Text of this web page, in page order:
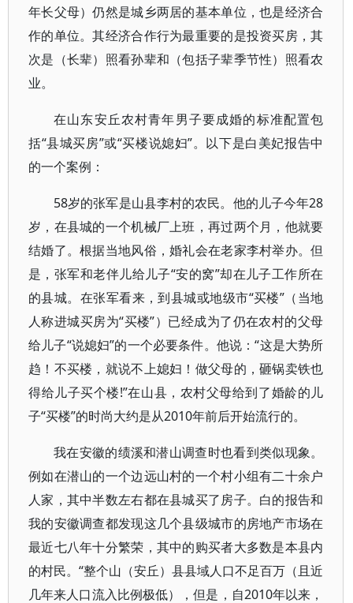
年长父母）仍然是城乡两居的基本单位，也是经济合
作的单位。其经济合作行为最重要的是投资买房，其
次是（长辈）照看孙辈和（包括子辈季节性）照看农
业。
在山东安丘农村青年男子要成婚的标准配置包
括“县城买房”或“买楼说媳妇”。以下是白美妃报告中
的一个案例：
58岁的张军是山县李村的农民。他的儿子今年28
岁，在县城的一个机械厂上班，再过两个月，他就要
结婚了。根据当地风俗，婚礼会在老家李村举办。但
是，张军和老伴儿给儿子“安的窝”却在儿子工作所在
的县城。在张军看来，到县城或地级市“买楼”（当地
人称进城买房为“买楼”）已经成为了仍在农村的父母
给儿子“说媳妇”的一个必要条件。他说：“这是大势所
趋！不买楼，就说不上媳妇！做父母的，砸锅卖铁也
得给儿子买个楼!”在山县，农村父母给到了婚龄的儿
子“买楼”的时尚大约是从2010年前后开始流行的。
我在安徽的绩溪和潜山调查时也看到类似现象。
例如在潜山的一个边远山村的一个村小组有二十余户
人家，其中半数左右都在县城买了房子。白的报告和
我的安徽调查都发现这几个县级城市的房地产市场在
最近七八年十分繁荣，其中的购买者大多数是本县内
的村民。“整个山（安丘）县县域人口不足百万（且近
几年来人口流入比例极低），但是，自2010年以来，